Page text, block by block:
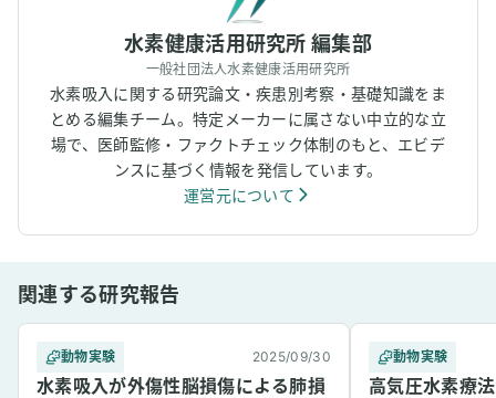
水素健康活用研究所 編集部
一般社団法人水素健康活用研究所
水素吸入に関する研究論文・疾患別考察・基礎知識をま
とめる編集チーム。特定メーカーに属さない中立的な立
場で、医師監修・ファクトチェック体制のもと、エビデ
ンスに基づく情報を発信しています。
運営元について
関連する研究報告
動物実験 2025/09/30
水素吸入が外傷性脳損傷による肺損
動物実験
高気圧水素療